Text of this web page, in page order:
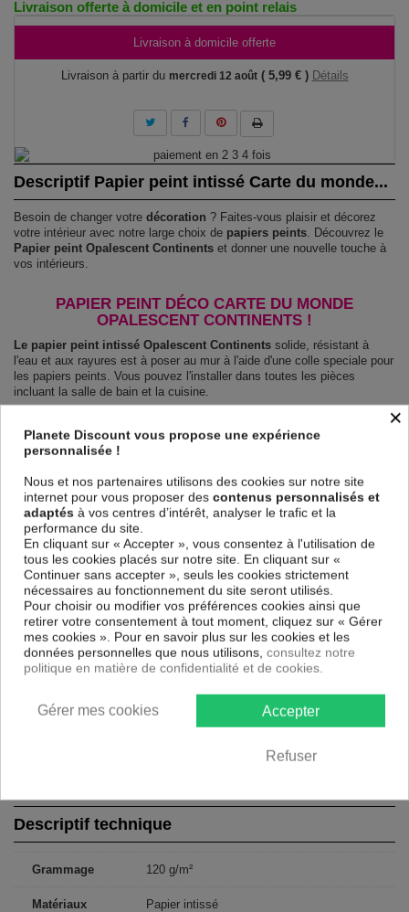
Livraison offerte à domicile et en point relais
Livraison à domicile offerte
Livraison à partir du mercredi 12 août ( 5,99 € ) Détails
Descriptif Papier peint intissé Carte du monde...
Besoin de changer votre décoration ? Faites-vous plaisir et décorez
votre intérieur avec notre large choix de papiers peints. Découvrez le
Papier peint Opalescent Continents et donner une nouvelle touche à
vos intérieurs.
PAPIER PEINT DÉCO CARTE DU MONDE
OPALESCENT CONTINENTS !
Le papier peint intissé Opalescent Continents solide, résistant à
l'eau et aux rayures est à poser au mur à l'aide d'une colle speciale pour
les papiers peints. Vous pouvez l'installer dans toutes les pièces
incluant la salle de bain et la cuisine.
100 % sûr, parfait même pour la chambre à coucher et la chambre des
enfants. Impression haute qualité : impression numérique en résolution
de 600dpi. Les couleurs sont vives et l’impression est résistante à l'eau
et très durable.
Le papier peint dispose d'une surface demi terne, il couvre les
imperfections et laisse respirer le mur.
Notre large choix de papiers peints tendances et modernes constituent
un moyen simple et pas cher de donner une nouvelle touche à vos
intérieurs, il y en a pour tous les goût.
Emballage sécurisé pour la livraison
Avant d’être envoyé, le papier peint est enroulé et mis dans un gros
carton.
Montage facile : Chaque papier peint est partagé en lés de 50 cm.
Poids: 120 g/m2
Dimensions des panneaux Opalescent Continents :
100x70: 50x70 50x70
200x140: 50x140 50x140 50x140 50x140
250x175: 50x175 50x175 50x175 50x175 50x175
350x245: 50x245 50x245 50x245 50x245 50x245 50x245 50x245
400x280: 50x280 50x280 50x280 50x280 50x280 50x280 50x280
Descriptif technique
Grammage 120 g/m²
Matériaux Papier intissé
×
Planete Discount vous propose une expérience
personnalisée !
Nous et nos partenaires utilisons des cookies sur notre site
internet pour vous proposer des contenus personnalisés et
adaptés à vos centres d’intérêt, analyser le trafic et la
performance du site.
En cliquant sur « Accepter », vous consentez à l'utilisation de
tous les cookies placés sur notre site. En cliquant sur «
Continuer sans accepter », seuls les cookies strictement
nécessaires au fonctionnement du site seront utilisés.
Pour choisir ou modifier vos préférences cookies ainsi que
retirer votre consentement à tout moment, cliquez sur « Gérer
mes cookies ». Pour en savoir plus sur les cookies et les
données personnelles que nous utilisons, consultez notre
politique en matière de confidentialité et de cookies.
Accepter
Refuser
Gérer mes cookies